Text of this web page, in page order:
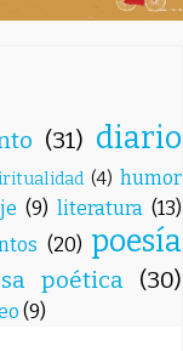
(31) diario
(4) humor
(9) literatura (13)
(20) poesía
poética (30)
(9)